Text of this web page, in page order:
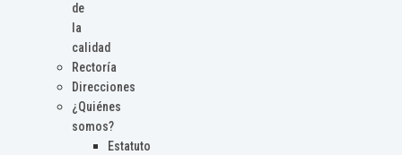
de
la
calidad
Rectoría
Direcciones
¿Quiénes
somos?
Estatuto